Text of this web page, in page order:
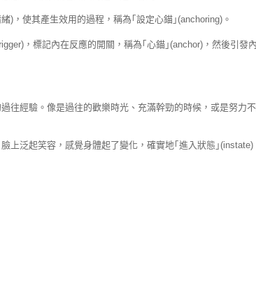
)，使其產生效用的過程，稱為｢設定心錨｣(anchoring)。
，標記內在反應的開關，稱為｢心錨｣(anchor)，然後引發
往經驗。像是過往的歡樂時光、充滿幹勁的時候，或是努力
上泛起笑容，感覺身體起了變化，確實地｢進入狀態｣(instate)